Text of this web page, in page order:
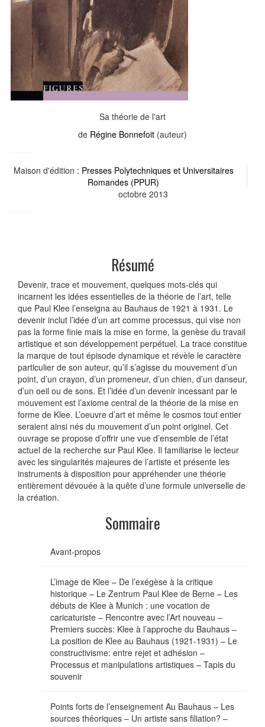
Sa théorie de l'art
de Régine Bonnefoit (auteur)
Maison d'édition : Presses Polytechniques et Universitaires
Romandes (PPUR)
octobre 2013
Résumé
Devenir, trace et mouvement, quelques mots-clés qui
incarnent les idées essentielles de la théorie de l’art, telle
que Paul Klee l’enseigna au Bauhaus de 1921 à 1931. Le
devenir inclut l’idée d’un art comme processus, qui vise non
pas la forme finie mais la mise en forme, la genèse du travail
artistique et son développement perpétuel. La trace constitue
la marque de tout épisode dynamique et révèle le caractère
particulier de son auteur, qu’il s’agisse du mouvement d’un
point, d’un crayon, d’un promeneur, d’un chien, d’un danseur,
d’un oeil ou de sons. Et l’idée d’un devenir incessant par le
mouvement est l’axiome central de la théorie de la mise en
forme de Klee. L’oeuvre d’art et même le cosmos tout entier
seraient ainsi nés du mouvement d’un point originel. Cet
ouvrage se propose d’offrir une vue d’ensemble de l’état
actuel de la recherche sur Paul Klee. Il familiarise le lecteur
avec les singularités majeures de l’artiste et présente les
instruments à disposition pour appréhender une théorie
entièrement dévouée à la quête d’une formule universelle de
la création.
Sommaire
Avant-propos
L’image de Klee – De l’exégèse à la critique
historique – Le Zentrum Paul Klee de Berne – Les
débuts de Klee à Munich : une vocation de
caricaturiste – Rencontre avec l’Art nouveau –
Premiers succès: Klee à l’approche du Bauhaus –
La position de Klee au Bauhaus (1921-1931) – Le
constructivisme: entre rejet et adhésion –
Processus et manipulations artistiques – Tapis du
souvenir
Points forts de l’enseignement Au Bauhaus – Les
sources théoriques – Un artiste sans filiation? –